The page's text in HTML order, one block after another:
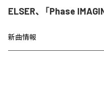
ELSER、「Phase
新曲情報